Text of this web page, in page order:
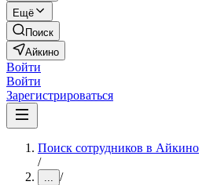
Ещё
Поиск
Айкино
Войти
Войти
Зарегистрироваться
Поиск сотрудников в Айкино
/
... /